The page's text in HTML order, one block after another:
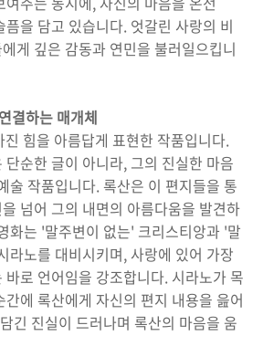
을 담고 있습니다. 엇갈린 사랑의 비
게 깊은 감동과 연민을 불러일으킵니
결하는 매개체
힘을 아름답게 표현한 작품입니다.
순한 글이 아니라, 그의 진실한 마음
술 작품입니다. 록산은 이 편지들을 통
넘어 그의 내면의 아름다움을 발견하
화는 '말주변이 없는' 크리스티앙과 '말
라노를 대비시키며, 사랑에 있어 가장
로 언어임을 강조합니다. 시라노가 목
에 록산에게 자신의 편지 내용을 읊어
긴 진실이 드러나며 록산의 마음을 움